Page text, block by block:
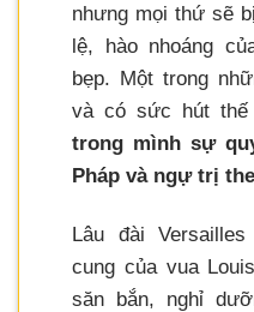
nhưng mọi thứ sẽ
lệ, hào nhoáng
bẹp. Một trong
và có sức hút thế
trong mình sự
Pháp và ngự trị
Lâu đài
cung của vua
săn bắn, nghỉ